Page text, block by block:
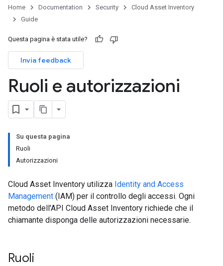
Home Documentation Security
Cloud Asset Inventory
Guide
Questa pagina è stata utile?
Invia feedback
Ruoli e autorizzazioni
Su questa pagina
Ruoli
Autorizzazioni
Cloud Asset Inventory utilizza Identity and Access
Management (IAM) per il controllo degli accessi. Ogni
metodo dell'API Cloud Asset Inventory richiede che il
chiamante disponga delle autorizzazioni necessarie.
Ruoli